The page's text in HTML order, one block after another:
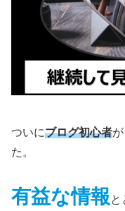
ついにブログ初心者が
た。
有益な情報 と